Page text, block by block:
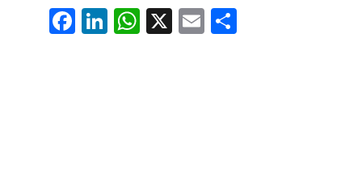
Fa
ce
Li
nk
W
ha
X E
m
Pa
rt